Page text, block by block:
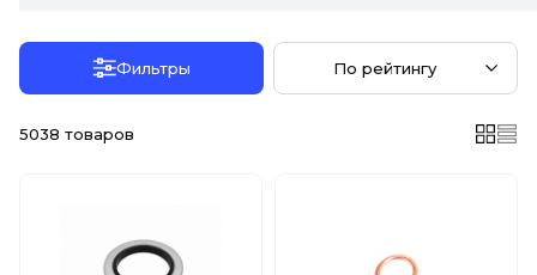
Фильтры По рейтингу
5038 товаров